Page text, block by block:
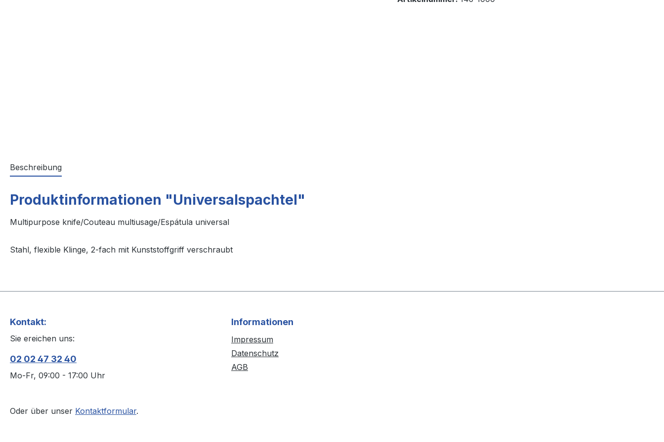
Beschreibung
Produktinformationen "Universalspachtel"
Multipurpose knife/Couteau multiusage/Espátula universal
Stahl, flexible Klinge, 2-fach mit Kunststoffgriff verschraubt
Kontakt:
Sie ereichen uns:
02 02 47 32 40
Mo-Fr, 09:00 - 17:00 Uhr
Oder über unser Kontaktformular.
Informationen
Impressum
Datenschutz
AGB